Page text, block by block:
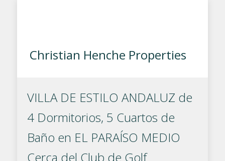
Christian Henche Properties
VILLA DE ESTILO ANDALUZ de
4 Dormitorios, 5 Cuartos de
Baño en EL PARAÍSO MEDIO
Cerca del Club de Golf